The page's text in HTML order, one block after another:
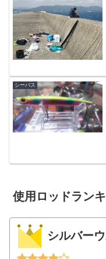
シーバス
使用ロッドラン
シルバー